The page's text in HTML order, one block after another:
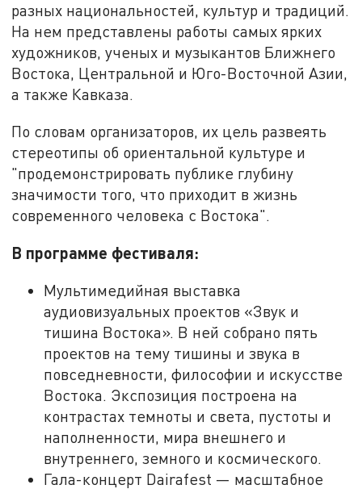
разных национальностей, культур и традиций.
На нем представлены работы самых ярких
художников, ученых и музыкантов Ближнего
Востока, Центральной и Юго-Восточной Азии,
а также Кавказа.
По словам организаторов, их цель развеять
стереотипы об ориентальной культуре и
"продемонстрировать публике глубину
значимости того, что приходит в жизнь
современного человека с Востока".
В программе фестиваля:
Мультимедийная выставка
аудиовизуальных проектов «Звук и
тишина Востока». В ней собрано пять
проектов на тему тишины и звука в
повседневности, философии и искусстве
Востока. Экспозиция построена на
контрастах темноты и света, пустоты и
наполненности, мира внешнего и
внутреннего, земного и космического.
Гала-концерт Dairafest — масштабное